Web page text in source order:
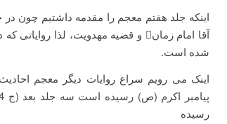
اینکه جلد هفتم معجم را مقدمه داشتیم چون
شده است.
اینک می رویم سراغ روایات دیگر معجم
رسیده